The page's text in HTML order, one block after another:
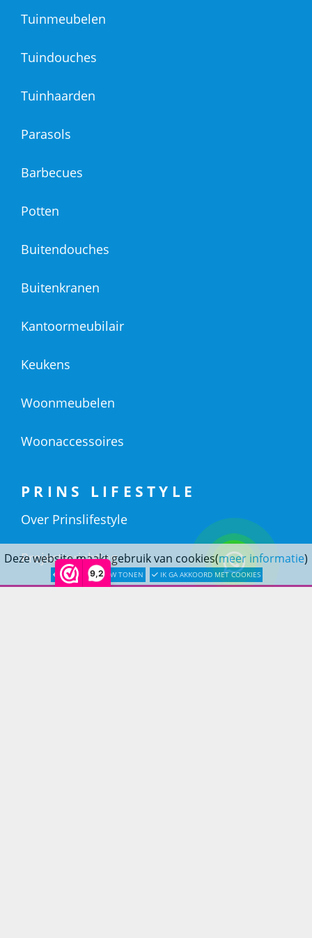
9,2
Deze website maakt gebruik van cookies(meer informatie)
LATER OPNIEUW TONEN IK GA AKKOORD MET COOKIES
Tuinmeubelen
Tuindouches
Tuinhaarden
Parasols
Barbecues
Potten
Buitendouches
Buitenkranen
Kantoormeubilair
Keukens
Woonmeubelen
Woonaccessoires
PRINS LIFESTYLE
Over Prinslifestyle
Projectinrichting